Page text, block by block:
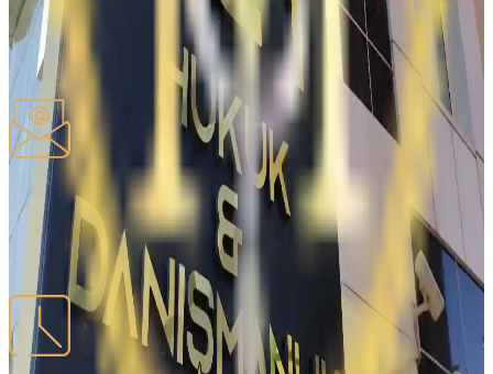
06520, Ceyhun Atuf Kansu, 50/1
Balgat Çankaya / ANKARA
Ünvanı kopyala
E-POÇT
E-poçt ünvanımız
iletisim@mcthukuk.com